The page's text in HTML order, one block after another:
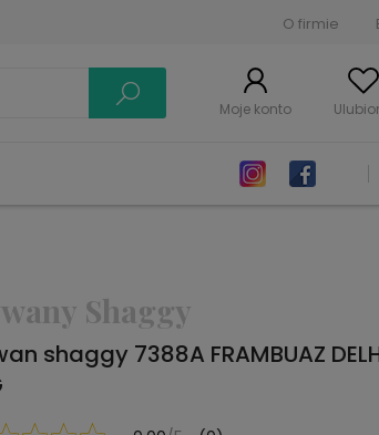
O firmie
Moje konto
Shaggy
shaggy 7388A FRAMBUAZ